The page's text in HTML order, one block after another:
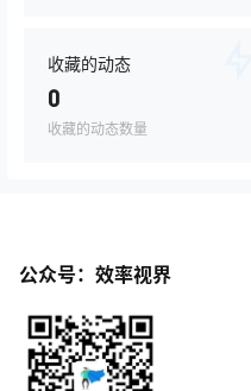
收藏的动态
0
收藏的动态数量
公众号：效率视界